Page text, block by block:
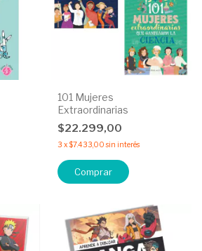
101 Mujeres
Extraordinarias
$22.299,00
3 x$7.433,00 sin interés
Comprar